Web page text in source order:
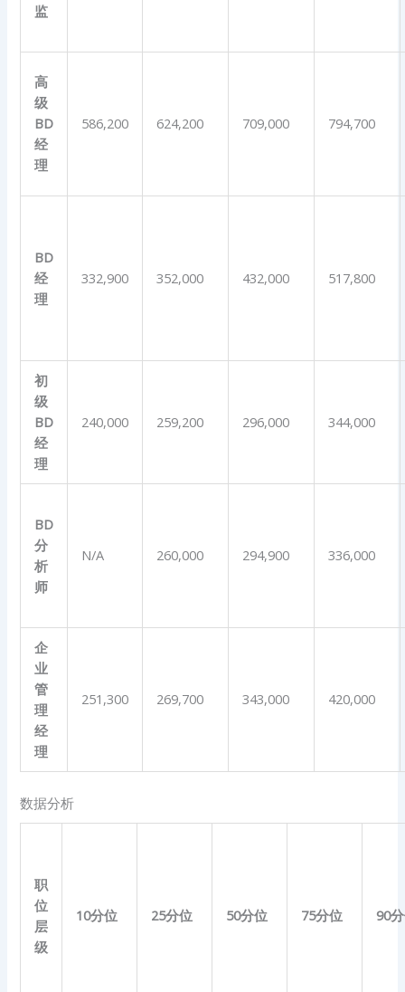
监
高
级
BD
经
理
586,200 624,200 709,000 794,700
BD
经
理
332,900 352,000 432,000 517,800
初
级
BD
经
理
240,000 259,200 296,000 344,000
BD
分
析
师
N/A 260,000 294,900 336,000
企
业
管
理
经
理
251,300 269,700 343,000 420,000
数据分析
职
位
层
级
10分位 25分位 50分位 75分位 90